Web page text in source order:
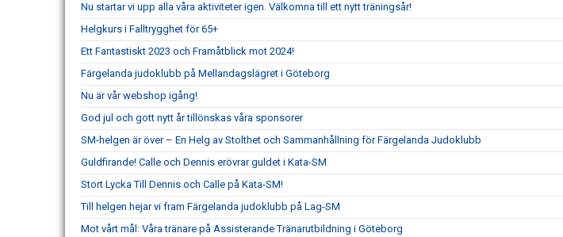
Nu startar vi upp alla våra aktiviteter igen. Välkomna till ett nytt träningsår!
Helgkurs i Falltrygghet för 65+
Ett Fantastiskt 2023 och Framåtblick mot 2024!
Färgelanda judoklubb på Mellandagslägret i Göteborg
Nu är vår webshop igång!
God jul och gott nytt år tillönskas våra sponsorer
SM-helgen är över – En Helg av Stolthet och Sammanhållning för Färgelanda Judoklubb
Guldfirande! Calle och Dennis erövrar guldet i Kata-SM
Stort Lycka Till Dennis och Calle på Kata-SM!
Till helgen hejar vi fram Färgelanda judoklubb på Lag-SM
Mot vårt mål: Våra tränare på Assisterande Tränarutbildning i Göteborg